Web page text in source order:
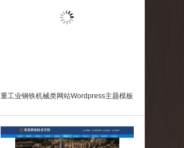
职业技术学校官网政府单位官网网站Wordp